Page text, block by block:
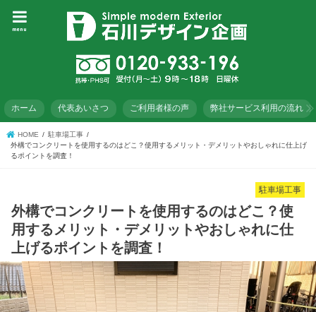
menu
ホーム 代表あいさつ ご利用者様の声 弊社サービス利用の流れ
HOME
駐車場工事
外構でコンクリートを使用するのはどこ？使用するメリット・デメリットやおしゃれに仕上げ
るポイントを調査！
駐車場工事
外構でコンクリートを使用するのはどこ？使
用するメリット・デメリットやおしゃれに仕
上げるポイントを調査！